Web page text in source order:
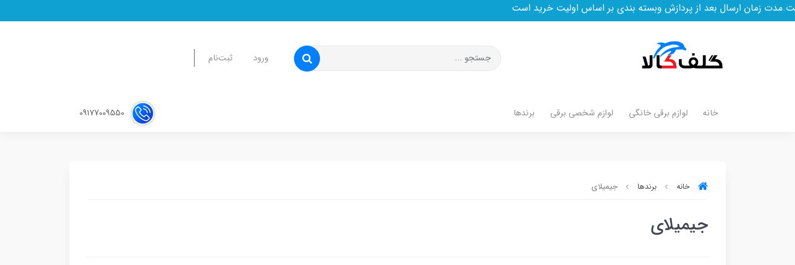
ارسال بعد از پردازش وبسته بندی بر اساس اولیت خرید است
ورود ثبت‌نام
خانه لوازم برقی خانگی لوازم شخصی برقی برندها
خانه برندها جیمیلای
جیمیلای